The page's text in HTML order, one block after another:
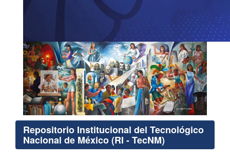
Repositorio Institucional del Tecnológico
Nacional de México (RI - TecNM)